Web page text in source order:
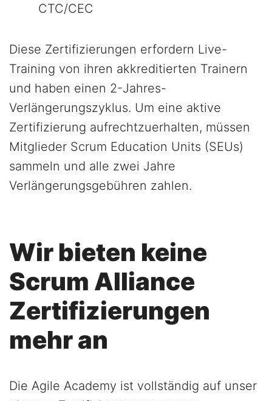
CTC/CEC
Diese Zertifizierungen erfordern Live-
Training von ihren akkreditierten Trainern
und haben einen 2-Jahres-
Verlängerungszyklus. Um eine aktive
Zertifizierung aufrechtzuerhalten, müssen
Mitglieder Scrum Education Units (SEUs)
sammeln und alle zwei Jahre
Verlängerungsgebühren zahlen.
Wir bieten keine
Scrum Alliance
Zertifizierungen
mehr an
Die Agile Academy ist vollständig auf unser